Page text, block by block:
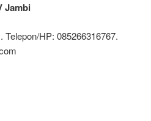
Jambi
Telepon/HP: 085266316767.